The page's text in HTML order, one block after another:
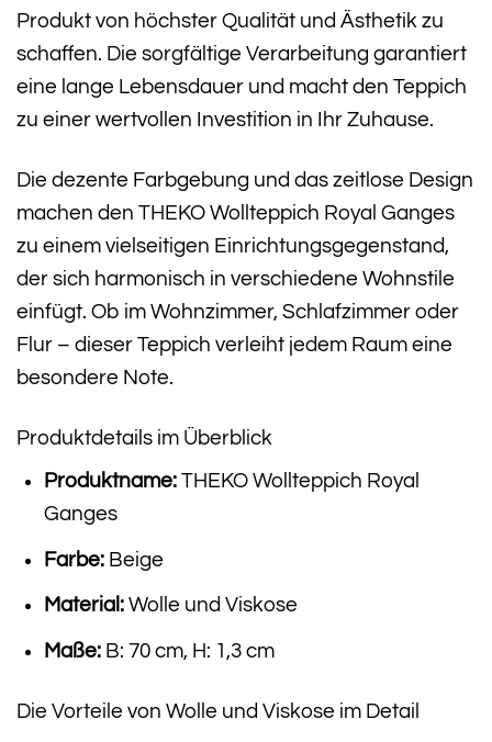
Produkt von höchster Qualität und Ästhetik zu
schaffen. Die sorgfältige Verarbeitung garantiert
eine lange Lebensdauer und macht den Teppich
zu einer wertvollen Investition in Ihr Zuhause.
Die dezente Farbgebung und das zeitlose Design
machen den THEKO Wollteppich Royal Ganges
zu einem vielseitigen Einrichtungsgegenstand,
der sich harmonisch in verschiedene Wohnstile
einfügt. Ob im Wohnzimmer, Schlafzimmer oder
Flur – dieser Teppich verleiht jedem Raum eine
besondere Note.
Produktdetails im Überblick
Produktname:THEKO Wollteppich Royal
Ganges
Farbe:Beige
Material:Wolle und Viskose
Maße:B: 70 cm, H: 1,3 cm
Die Vorteile von Wolle und Viskose im Detail